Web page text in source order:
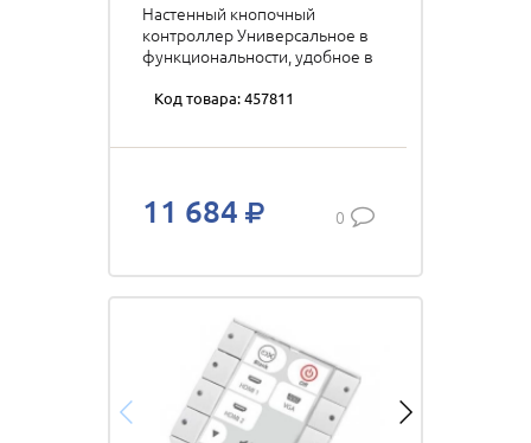
Настенный кнопочный
контроллер Универсальное в
функциональности, удобное в
понятное в эксплуатации
видео комплексов. цвет:
Код товара: 457811
11 684 0